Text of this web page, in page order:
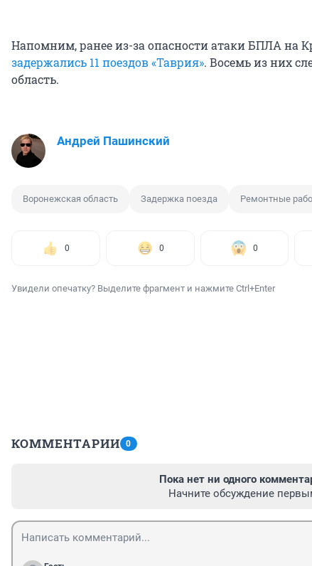
Напомним, ранее из-за опасности атаки БПЛА на
задержались 11 поездов «Таврия». Восемь из них
область.
Андрей Пашинский
Воронежская область Задержка поезда Ремонтные
0 0 0
Увидели опечатку? Выделите фрагмент и нажмите Ctrl+Enter
КОММЕНТАРИИ 0
Пока нет ни одного
Начните обсуждение